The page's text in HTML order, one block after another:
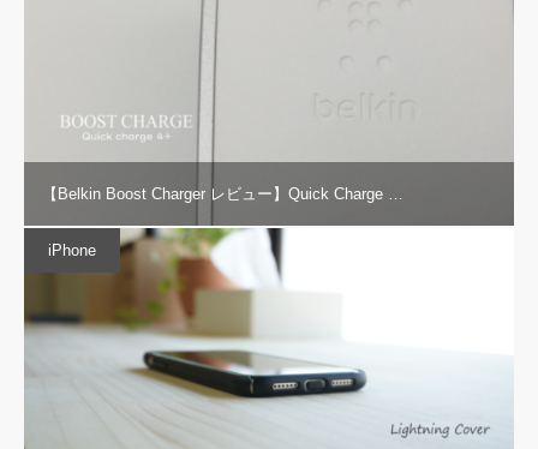
【Belkin Boost Charger レビュー】Quick Charge …
iPhone